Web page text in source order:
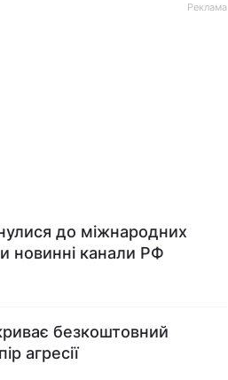
Реклама
до міжнародних
новинні канали РФ
безкоштовний
агресії